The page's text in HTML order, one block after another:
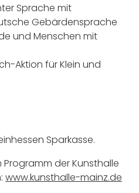
Sprache mit
Gebärdensprache
und Menschen mit
Aktion für Klein und
Sparkasse.
der Kunsthalle
www.kunsthalle-mainz.de